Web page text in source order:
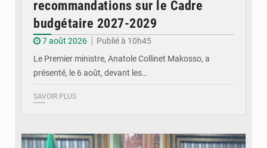
recommandations sur le Cadre
budgétaire 2027-2029
7 août 2026
Publié à 10h45
Le Premier ministre, Anatole Collinet Makosso, a
présenté, le 6 août, devant les…
SAVOIR PLUS